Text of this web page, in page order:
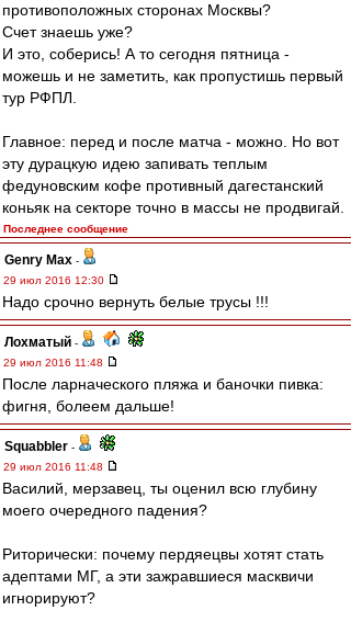
противоположных сторонах Москвы?
Счет знаешь уже?
И это, соберись! А то сегодня пятница -
можешь и не заметить, как пропустишь первый
тур РФПЛ.
Главное: перед и после матча - можно. Но вот
эту дурацкую идею запивать теплым
федуновским кофе противный дагестанский
коньяк на секторе точно в массы не продвигай.
Последнее сообщение
Genry Max -
29 июл 2016 12:30
Надо срочно вернуть белые трусы !!!
Лохматый -
29 июл 2016 11:48
После ларначеского пляжа и баночки пивка:
фигня, болеем дальше!
Squabbler -
29 июл 2016 11:48
Василий, мерзавец, ты оценил всю глубину
моего очередного падения?
Риторически: почему пердяецвы хотят стать
адептами МГ, а эти зажравшиеся масквичи
игнорируют?